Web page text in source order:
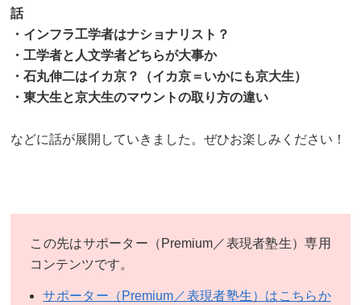
話
・インフラ工学者はナショナリスト？
・工学者と人文学者どちらが大事か
・石丸伸二はイカ京？（イカ京＝いかにも京大生）
・東大生と京大生のマウントの取り方の違い
などに話が展開していきました。ぜひお楽しみください！
この先はサポーター（Premium／表現者塾生）専用
コンテンツです。
サポーター（Premium／表現者塾生）はこちらか